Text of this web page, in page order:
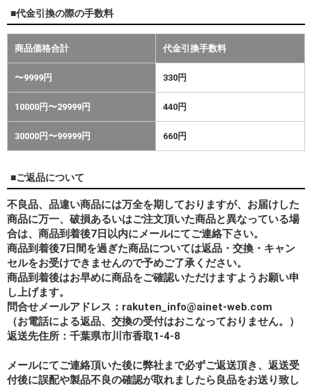
■代金引換の際の手数料
商品価格合計 代金引換手数料
〜9999円 330円
10000円〜29999円 440円
30000円〜99999円 660円
■ご返品について
不良品、品違い商品には万全を期しておりますが、お届けした
商品に万一、破損あるいはご注文頂いた商品と異なっている場
合は、商品到着後7日以内にメールにてご連絡下さい。
商品到着後7日間を過ぎた商品については返品・交換・キャン
セルをお受けできませんので予めご了承ください。
商品到着後はお早めに商品をご確認いただけますようお願い申
し上げます。
問合せメールアドレス：rakuten_info@ainet-web.com
（お電話による返品、交換の受付はおこなっておりません。）
返送先住所：千葉県市川市香取1-4-8
メールにてご連絡頂いた後に弊社まで必ずご返送頂き、返送受
付後に誤配や製品不良の確認が取れましたら良品をお送り致し